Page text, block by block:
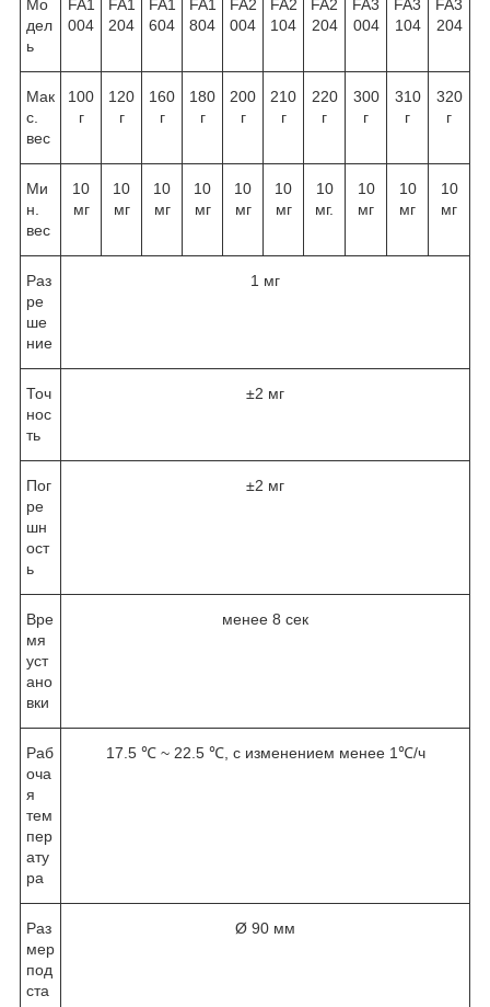
Мо
дел
ь
FA1
004
FA1
204
FA1
604
FA1
804
FA2
004
FA2
104
FA2
204
FA3
004
FA3
104
FA3
204
Мак
с.
вес
100
г
120
г
160
г
180
г
200
г
210
г
220
г
300
г
310
г
320
г
Ми
н.
вес
10
мг
10
мг
10
мг
10
мг
10
мг
10
мг
10
мг.
10
мг
10
мг
10
мг
Раз
ре
ше
ние
1 мг
Точ
нос
ть
±2 мг
Пог
ре
шн
ост
ь
±2 мг
Вре
мя
уст
ано
вки
менее 8 сек
Раб
оча
я
тем
пер
ату
ра
17.5 ℃ ~ 22.5 ℃, с изменением менее 1℃/ч
Раз
мер
под
ста
Ø 90 мм